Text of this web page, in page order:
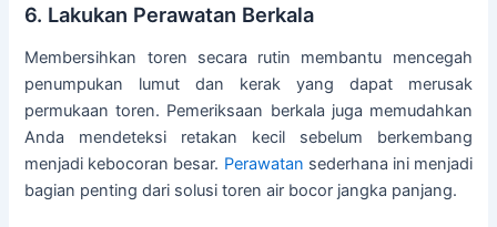
6. Lakukan Perawatan Berkala
Membersihkan toren secara rutin membantu mencegah
penumpukan lumut dan kerak yang dapat merusak
permukaan toren. Pemeriksaan berkala juga memudahkan
Anda mendeteksi retakan kecil sebelum berkembang
menjadi kebocoran besar. Perawatan sederhana ini menjadi
bagian penting dari solusi toren air bocor jangka panjang.